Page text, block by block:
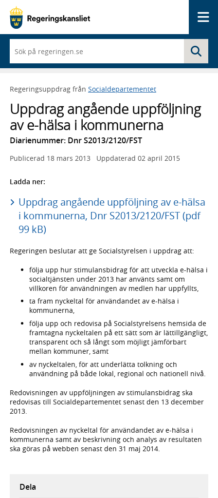
du
börjar
skriva
framträder
lista
med
sökförslag
Regeringsuppdrag från Socialdepartementet
Uppdrag angående uppföljning
av e-hälsa i kommunerna
Diarienummer: Dnr S2013/2120/FST
Publicerad 18 mars 2013 Uppdaterad 02 april 2015
Ladda ner:
Uppdrag angående uppföljning av e-hälsa
i kommunerna, Dnr S2013/2120/FST (pdf
99 kB)
Regeringen beslutar att ge Socialstyrelsen i uppdrag att:
följa upp hur stimulansbidrag för att utveckla e-hälsa i
socialtjänsten under 2013 har använts samt om
villkoren för användningen av medlen har uppfyllts,
ta fram nyckeltal för användandet av e-hälsa i
kommunerna,
följa upp och redovisa på Socialstyrelsens hemsida de
framtagna nyckeltalen på ett sätt som är lättillgängligt,
transparent och så långt som möjligt jämförbart
mellan kommuner, samt
av nyckeltalen, för att underlätta tolkning och
användning på både lokal, regional och nationell nivå.
Redovisningen av uppföljningen av stimulansbidrag ska
redovisas till Socialdepartementet senast den 13 december
2013.
Redovisningen av nyckeltal för användandet av e-hälsa i
kommunerna samt av beskrivning och analys av resultaten
ska göras på webben senast den 31 maj 2014.
Dela